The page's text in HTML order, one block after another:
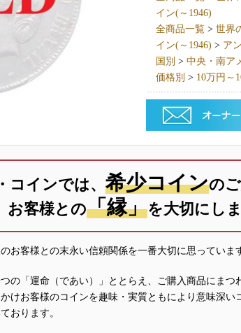
イン(～1946)
全商品一覧> 世界
イン(～1946) > ア
国別 > 中央・南ア
価格別 > 10万円～
コインでは、 希少コインの
お客様との「縁」を大切にしま
お客様との末永い信頼関係を一番大切に思っていま
の「運命（であい）」ととらえ、ご購入商品にまつ
けお客様のコインを趣味・実質ともにより意味深い
おります。